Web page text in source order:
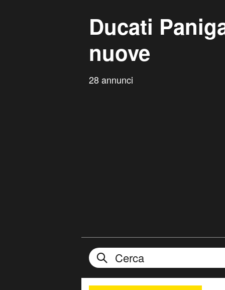
Ducati
nuove
28 annunci